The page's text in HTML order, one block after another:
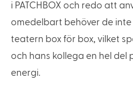
i PATCHBOX och redo att
omedelbart behöver de inte
teatern box för box, vilket
och hans kollega en hel del
energi.